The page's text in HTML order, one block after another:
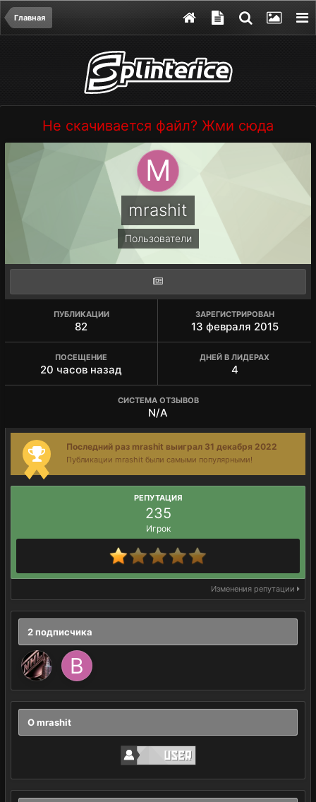
Главная
Не скачивается файл? Жми сюда
mrashit
Пользователи
ПУБЛИКАЦИИ
82
ЗАРЕГИСТРИРОВАН
13 февраля 2015
ПОСЕЩЕНИЕ
20 часов назад
ДНЕЙ В ЛИДЕРАХ
4
СИСТЕМА ОТЗЫВОВ
N/A
Последний раз mrashit выиграл 31 декабря 2022
Публикации mrashit были самыми популярными!
РЕПУТАЦИЯ
235
Игрок
Изменения репутации
2 подписчика
О mrashit